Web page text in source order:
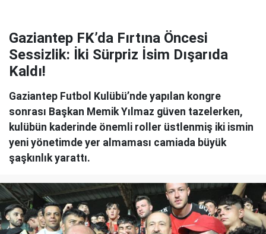
Gaziantep FK’da Fırtına Öncesi
Sessizlik: İki Sürpriz İsim Dışarıda
Kaldı!
Gaziantep Futbol Kulübü’nde yapılan kongre
sonrası Başkan Memik Yılmaz güven tazelerken,
kulübün kaderinde önemli roller üstlenmiş iki ismin
yeni yönetimde yer almaması camiada büyük
şaşkınlık yarattı.